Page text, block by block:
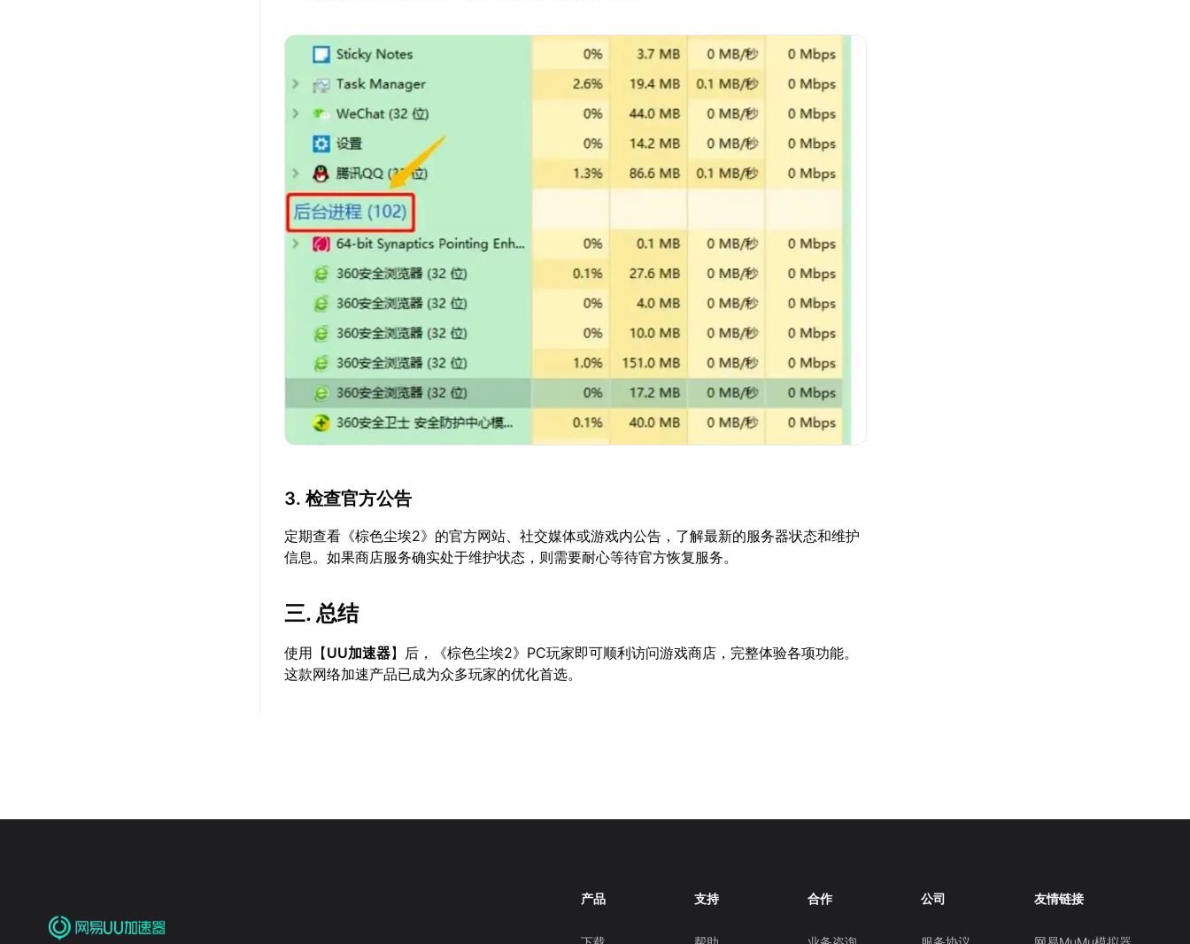
3. 检查官方公告
定期查看《棕色尘埃2》的官方网站、社交媒体或游戏内公告，了解最新的服务器状态和维护
信息。如果商店服务确实处于维护状态，则需要耐心等待官方恢复服务。
三. 总结
使用【UU加速器】后，《棕色尘埃2》PC玩家即可顺利访问游戏商店，完整体验各项功能。
这款网络加速产品已成为众多玩家的优化首选。
产品 支持 合作 公司 友情链接